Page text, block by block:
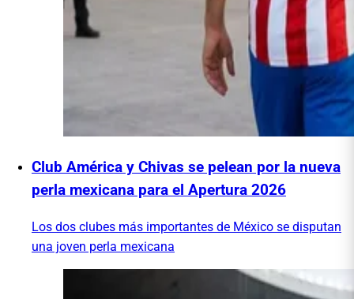
Club América y Chivas se pelean por la nueva
perla mexicana para el Apertura 2026
Los dos clubes más importantes de México se disputan
una joven perla mexicana